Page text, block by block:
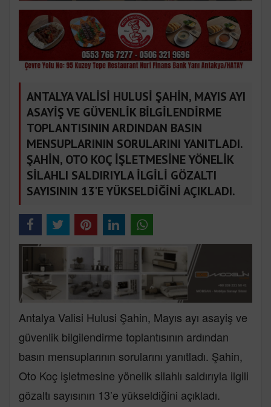
ANTALYA VALİSİ HULUSİ ŞAHİN, MAYIS AYI
ASAYİŞ VE GÜVENLİK BİLGİLENDİRME
TOPLANTISININ ARDINDAN BASIN
MENSUPLARININ SORULARINI YANITLADI.
ŞAHİN, OTO KOÇ İŞLETMESİNE YÖNELİK
SİLAHLI SALDIRIYLA İLGİLİ GÖZALTI
SAYISININ 13'E YÜKSELDİĞİNİ AÇIKLADI.
Antalya Valisi Hulusi Şahin, Mayıs ayı asayiş ve
güvenlik bilgilendirme toplantısının ardından
basın mensuplarının sorularını yanıtladı. Şahin,
Oto Koç işletmesine yönelik silahlı saldırıyla ilgili
gözaltı sayısının 13’e yükseldiğini açıkladı.